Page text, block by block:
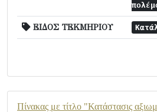
ΕΙΔΟΣ ΤΕΚΜΗΡΙΟΥ
Πίνακας με τίτλο "Κατάστασις